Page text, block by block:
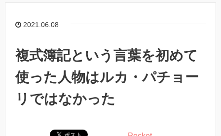
2021.06.08
複式簿記という言葉を初めて
使った人物はルカ・パチョー
リではなかった